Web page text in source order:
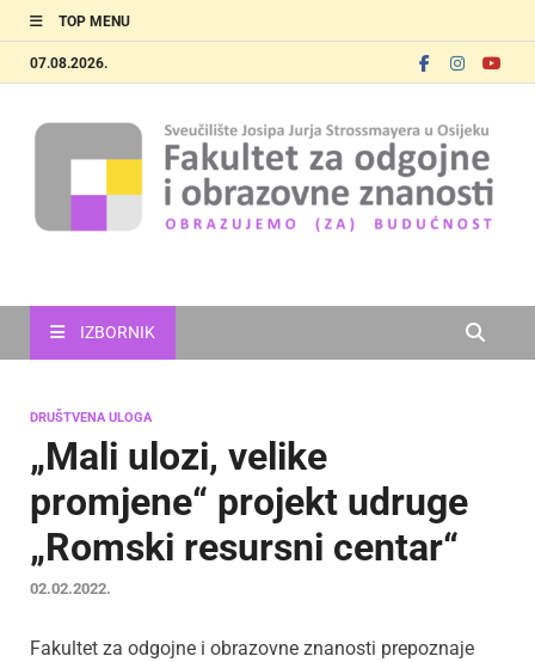
TOP MENU
07.08.2026.
IZBORNIK
DRUŠTVENA ULOGA
„Mali ulozi, velike
promjene“ projekt udruge
„Romski resursni centar“
02.02.2022.
Fakultet za odgojne i obrazovne znanosti prepoznaje